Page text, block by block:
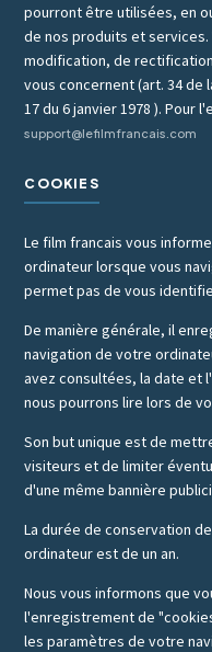
pourront être utilisées, en
de nos produits et
modification, de
vous concernent (art. 34 de
17 du 6 janvier 1978 ). Pour
support@lefilmfrancais.com
COOKIES
Le film francais vous
ordinateur lorsque vous
permet pas de vous
De manière générale, il
navigation de votre
avez consultées, la date et
nous pourrons lire lors de
Son but unique est de
visiteurs et de limiter
d'une même bannière
La durée de conservation
ordinateur est de un an.
Nous vous informons que
l'enregistrement de
les paramètres de votre